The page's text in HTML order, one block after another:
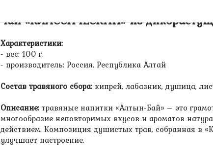
Чай «КЛАССИЧЕСКИЙ» из
Характеристики:
- вес: 100 г.
- производитель: Россия, Республика Алтай
Состав травяного сбора: кипрей, лабазник, душица,
Описание: травяные напитки «Алтын-Бай» – это
многообразие неповторимых вкусов и ароматов
действием. Композиция душистых трав, собранная в
улучшает настроение.